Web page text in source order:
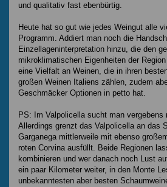
und qualitativ fast ebenbürtig.
Heute hat so gut wie jedes Weingut alle
Programm. Addiert man noch die
Einzellageninterpretation hinzu, die den
mikroklimatischen Eigenheiten der
eine Vielfalt an Weinen, die in ihren
großen Weinen Italiens zählen, zudem
Geschmäcker Optionen in petto hat.
PS: Im Valpolicella sucht man vergebens
Allerdings grenzt das Valpolicella an das
Garganega mittlerweile mit ebenso
roten Corvina ausfüllt. Beide Regionen
kombinieren und wer danach noch Lust
ein paar Kilometer weiter, in den Monte
unbekanntesten aber besten